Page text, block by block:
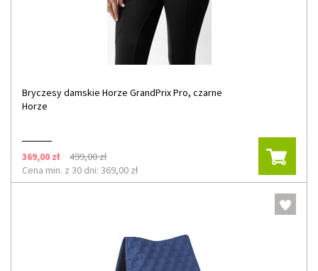
Bryczesy damskie Horze GrandPrix Pro, czarne
Horze
369,00 zł
499,00 zł
Cena min. z 30 dni: 369,00 zł